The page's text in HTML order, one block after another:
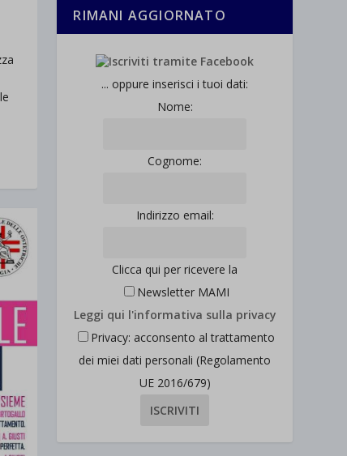
RIMANI AGGIORNATO
... oppure inserisci i tuoi dati:
Nome:
Cognome:
Indirizzo email:
Clicca qui per ricevere la
Newsletter MAMI
Leggi qui l'informativa sulla privacy
Privacy: acconsento al trattamento
dei miei dati personali (Regolamento
UE 2016/679)